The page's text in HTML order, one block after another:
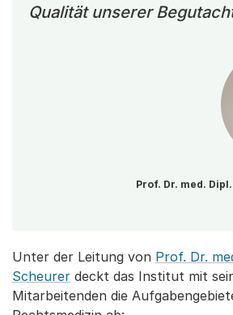
Qualität unserer
Prof. Dr. med.
Unter der Leitung von Prof. Dr.
Scheurer deckt das Institut mit
Mitarbeitenden die